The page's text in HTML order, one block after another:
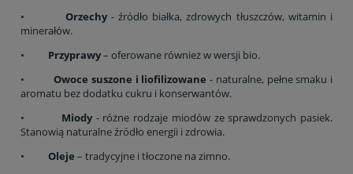
• Orzechy- źródło białka, zdrowych tłuszczów, witamin i
minerałów.
• Przyprawy– oferowane również w wersji bio.
•Owoce suszone i liofilizowane - naturalne, pełne smaku i
aromatu bez dodatku cukru i konserwantów.
• Miody - różne rodzaje miodów ze sprawdzonych pasiek.
Stanowią naturalne źródło energii i zdrowia.
• Oleje – tradycyjne i tłoczone na zimno.